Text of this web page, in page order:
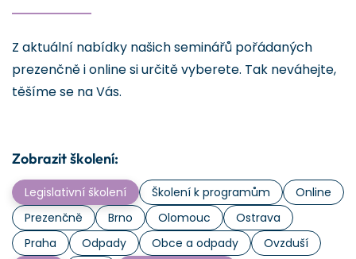
Z aktuální nabídky našich seminářů pořádaných
prezenčně i online si určitě vyberete. Tak neváhejte,
těšíme se na Vás.
Zobrazit školení:
Legislativní školení Školení k programům
Online
Prezenčně
Brno Olomouc
Ostrava
Praha
Odpady Obce a odpady
Ovzduší